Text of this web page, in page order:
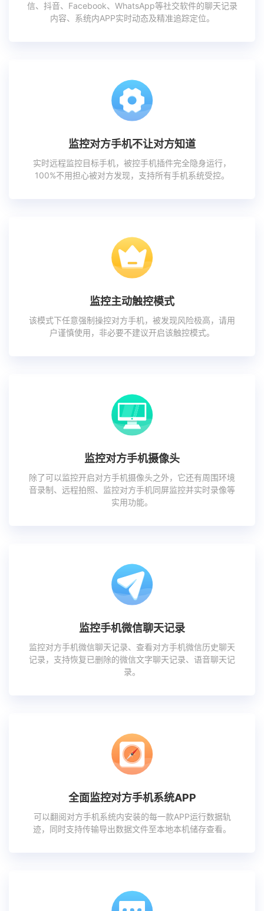
信、抖音、Facebook、WhatsApp等社交软件的聊天记录
内容、系统内APP实时动态及精准追踪定位。
监控对方手机不让对方知道
实时远程监控目标手机，被控手机插件完全隐身运行，
100%不用担心被对方发现，支持所有手机系统受控。
监控主动触控模式
该模式下任意强制操控对方手机，被发现风险极高，请用
户谨慎使用，非必要不建议开启该触控模式。
监控对方手机摄像头
除了可以监控开启对方手机摄像头之外，它还有周围环境
音录制、远程拍照、监控对方手机同屏监控并实时录像等
实用功能。
监控手机微信聊天记录
监控对方手机微信聊天记录、查看对方手机微信历史聊天
记录，支持恢复已删除的微信文字聊天记录、语音聊天记
录。
全面监控对方手机系统APP
可以翻阅对方手机系统内安装的每一款APP运行数据轨
迹，同时支持传输导出数据文件至本地本机储存查看。